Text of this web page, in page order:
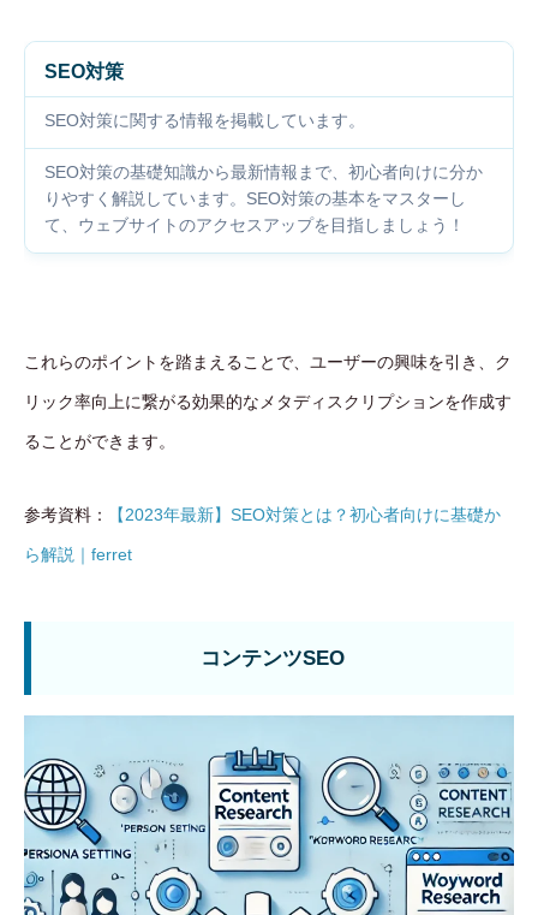
SEO対策
SEO対策に関する情報を掲載しています。
SEO対策の基礎知識から最新情報まで、初心者向けに分か
りやすく解説しています。SEO対策の基本をマスターし
て、ウェブサイトのアクセスアップを目指しましょう！
これらのポイントを踏まえることで、ユーザーの興味を引き、ク
リック率向上に繋がる効果的なメタディスクリプションを作成す
ることができます。
参考資料： 【2023年最新】SEO対策とは？初心者向けに基礎か
ら解説｜ferret
コンテンツSEO